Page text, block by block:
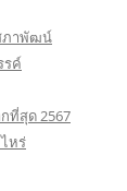
ภาพัฒน์
รค์
ที่สุด 2567
หร่